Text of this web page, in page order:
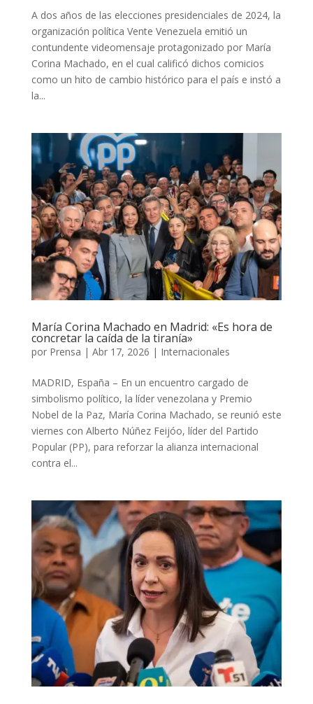
A dos años de las elecciones presidenciales de 2024, la
organización política Vente Venezuela emitió un
contundente videomensaje protagonizado por María
Corina Machado, en el cual calificó dichos comicios
como un hito de cambio histórico para el país e instó a
la...
​María Corina Machado en Madrid: «Es hora de
concretar la caída de la tiranía»
por Prensa | Abr 17, 2026 | Internacionales
MADRID, España – En un encuentro cargado de
simbolismo político, la líder venezolana y Premio
Nobel de la Paz, María Corina Machado, se reunió este
viernes con Alberto Núñez Feijóo, líder del Partido
Popular (PP), para reforzar la alianza internacional
contra el...